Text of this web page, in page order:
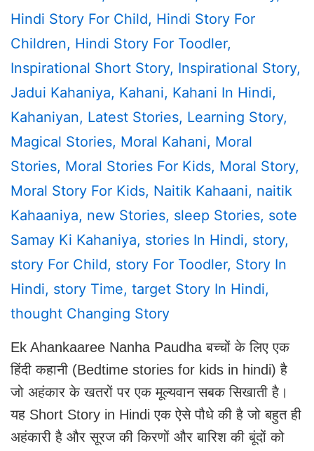
Hindi Story For Child, Hindi Story For
Children, Hindi Story For Toodler,
Inspirational Short Story, Inspirational Story,
Jadui Kahaniya, Kahani, Kahani In Hindi,
Kahaniyan, Latest Stories, Learning Story,
Magical Stories, Moral Kahani, Moral
Stories, Moral Stories For Kids, Moral Story,
Moral Story For Kids, Naitik Kahaani, Naitik
Kahaaniya, New Stories, Sleep Stories, Sote
Samay Ki Kahaniya, Stories In Hindi, Story,
Story For Child, Story For Toodler, Story In
Hindi, Story Time, Target Story In Hindi,
Thought Changing Story
Ek Ahankaaree Nanha Paudha बच्चों के लिए एक
हिंदी कहानी (Bedtime stories for kids in hindi) है
जो अहंकार के खतरों पर एक मूल्यवान सबक सिखाती है।
यह Short Story in Hindi एक ऐसे पौधे की है जो बहुत ही
अहंकारी है और सूरज की किरणों और बारिश की बूंदों को